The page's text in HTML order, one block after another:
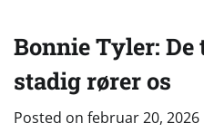
Bonnie Tyler:
stadig rører os
Posted on februar 20, 2026